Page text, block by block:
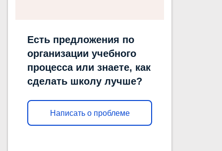
Есть предложения по
организации учебного
процесса или знаете, как
сделать школу лучше?
Написать о проблеме